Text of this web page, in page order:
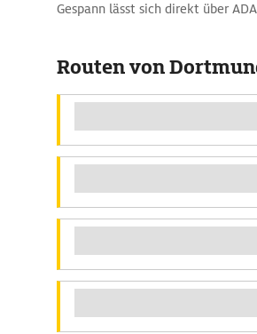
Gespann lässt sich direkt über
Routen von